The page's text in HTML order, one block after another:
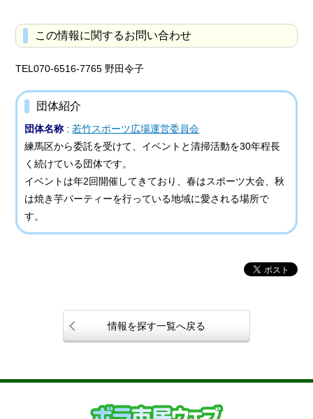
この情報に関するお問い合わせ
TEL070-6516-7765 野田令子
団体紹介
団体名称 :若竹スポーツ広場運営委員会
練馬区から委託を受けて、イベントと清掃活動を30年程長
く続けている団体です。
イベントは年2回開催してきており、春はスポーツ大会、秋
は焼き芋パーティーを行っている地域に愛される場所で
す。
情報を探す一覧へ戻る